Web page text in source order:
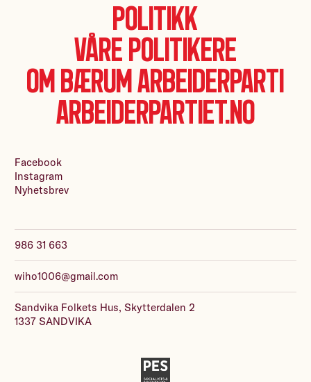
Politikk
Våre politikere
Om Bærum Arbeiderparti
Arbeiderpartiet.no
986 31 663
wiho1006@gmail.com
Sandvika Folkets Hus, Skytterdalen 2
1337 SANDVIKA
Facebook
Instagram
Nyhetsbrev